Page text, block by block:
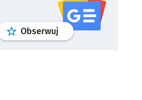
Obserwuj profilgoogle news